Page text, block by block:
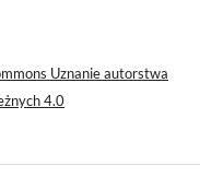
Uznanie autorstwa
4.0